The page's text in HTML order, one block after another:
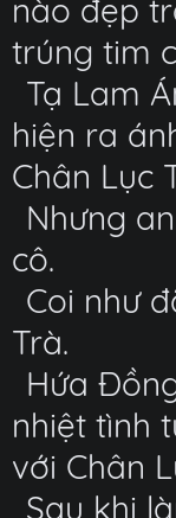
nào đẹp
trúng tim
Tạ Lam
hiện ra
Chân Lục
Nhưng
cô.
Coi như
Trà.
Hứa
nhiệt tình
với Chân
Sau khi